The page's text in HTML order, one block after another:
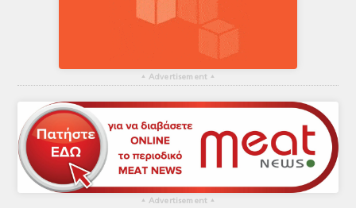
▴ Advertisement ▴
▴ Advertisement ▴